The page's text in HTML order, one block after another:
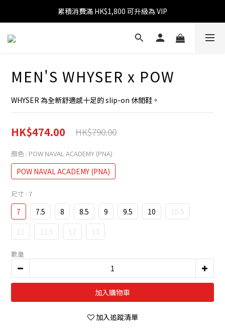
消費滿 HK$599 免運費
累積消費滿 HK$1,800 可升級為 VIP
消費滿 HK$1,800 可享 9 折優惠
MEN'S WHYSER x POW
WHYSER 為全新舒適感十足的 slip-on 休閒鞋。
HK$474.00 HK$790.00
顏色 : POW NAVAL ACADEMY (PNA)
POW NAVAL ACADEMY (PNA)
尺寸 : 7
7 7.5 8 8.5 9 9.5 10
10.5
11
11.5 12 13
數量
加入購物車
加入追蹤清單